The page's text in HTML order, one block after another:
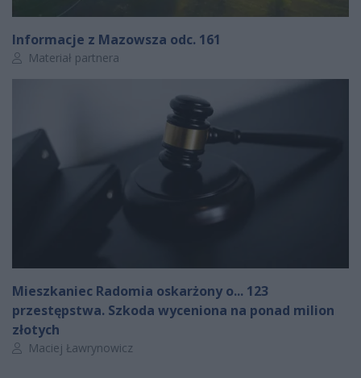
Informacje z Mazowsza odc. 161
Autor artykułu:
Materiał partnera
Mieszkaniec Radomia oskarżony o... 123
przestępstwa. Szkoda wyceniona na ponad milion
złotych
Autor artykułu:
Maciej Ławrynowicz